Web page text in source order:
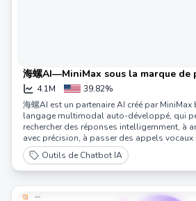
海螺AI—MiniMax sous la marque de
productivité, votre partenaire AI,
efficacité de travail et
4.1M 39.82%
海螺AI est un partenaire AI créé par
langage multimodal auto-développé, qui
rechercher des réponses intelligemment, à
avec précision, à passer des appels vocaux
manière professionnelle/créative, à résumer
rapidement, et dispose d'une fonction
pour simplifier vos tâches. Obtenez des
étudiant, travailleur, freelance ou créateur,
Outils de Chatbot IA